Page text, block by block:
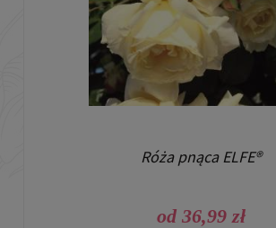
Róża pnąca ELFE®
od 36,99 zł